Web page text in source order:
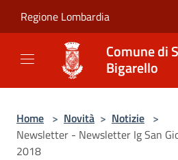
Regione Lombardia
Comune di
Bigarello
Home > Novità > Notizie >
Newsletter - Newsletter Ig San
2018